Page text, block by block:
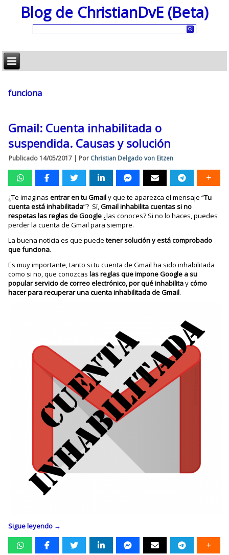
Blog de ChristianDvE (Beta)
funciona
Gmail: Cuenta inhabilitada o
suspendida. Causas y solución
Publicado 14/05/2017 | Por Christian Delgado von Eitzen
¿Te imaginasentrar en tu Gmaily que te aparezca el mensaje “Tu
cuenta está inhabilitada”? Sí,Gmail inhabilita cuentas si no
respetas las reglas de Google ¿las conoces? Si no lo haces, puedes
perder la cuenta de Gmail para siempre.
La buena noticia es que puedetener solución y está comprobado
que funciona.
Es muy importante, tanto si tu cuenta de Gmail ha sido inhabilitada
como si no, que conozcaslas reglas que impone Google a su
popular servicio de correo electrónico, por qué inhabilitaycómo
hacer para recuperar una cuenta inhabilitada de Gmail.
Sigue leyendo →